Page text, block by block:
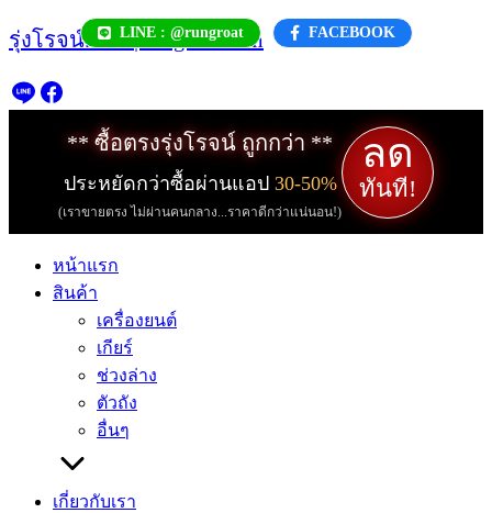
Skip
to
LINE : @rungroat FACEBOOK
รุ่งโรจน์.com | rungroat.com
** ซื้อตรงรุ่งโรจน์ ถูกกว่า **
ประหยัดกว่าซื้อผ่านแอป 30-50%
(เราขายตรง ไม่ผ่านคนกลาง...ราคาดีกว่าแน่นอน!)
ลด
ทันที!
หน้าแรก
สินค้า
เครื่องยนต์
เกียร์
ช่วงล่าง
ตัวถัง
อื่นๆ
เกี่ยวกับเรา